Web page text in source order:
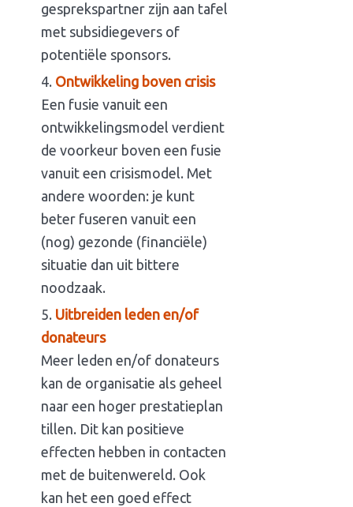
gesprekspartner zijn aan tafel
met subsidiegevers of
potentiële sponsors.
Ontwikkeling boven crisis
Een fusie vanuit een
ontwikkelingsmodel verdient
de voorkeur boven een fusie
vanuit een crisismodel. Met
andere woorden: je kunt
beter fuseren vanuit een
(nog) gezonde (financiële)
situatie dan uit bittere
noodzaak.
Uitbreiden leden en/of
donateurs
Meer leden en/of donateurs
kan de organisatie als geheel
naar een hoger prestatieplan
tillen. Dit kan positieve
effecten hebben in contacten
met de buitenwereld. Ook
kan het een goed effect